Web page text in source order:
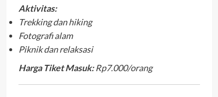
Aktivitas:
Trekking dan hiking
Fotografi alam
Piknik dan relaksasi
Harga Tiket Masuk:Rp7.000/orang